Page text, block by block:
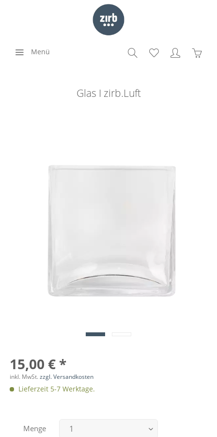
Menü
Glas I zirb.Luft
15,00 € *
inkl. MwSt. zzgl. Versandkosten
Lieferzeit 5-7 Werktage.
Menge